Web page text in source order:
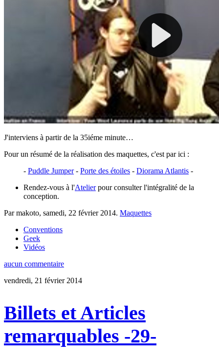
J'interviens à partir de la 35iéme minute…
Pour un résumé de la réalisation des maquettes, c'est par ici :
- Puddle Jumper- Porte des étoiles - Diorama Atlantis -
Rendez-vous à l'Atelierpour consulter l'intégralité de la
conception.
Par makoto, samedi, 22 février 2014. Maquettes
Conventions
Geek
Vidéos
aucun commentaire
vendredi, 21 février 2014
Billets et Articles
remarquables -29-